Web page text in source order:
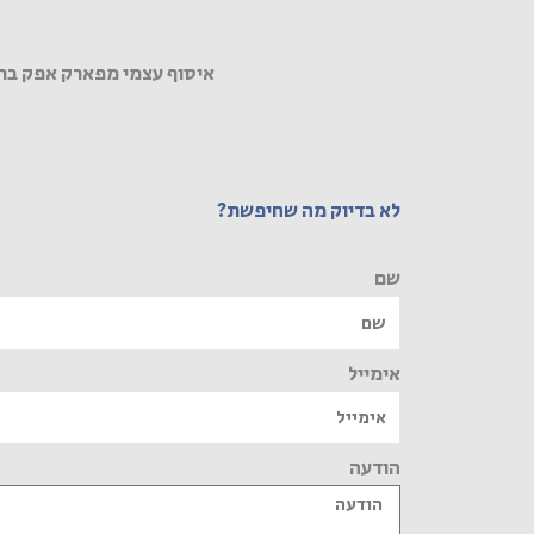
איסוף עצמי מפארק אפק
לא בדיוק מה שחיפשת?
שם
אימייל
הודעה